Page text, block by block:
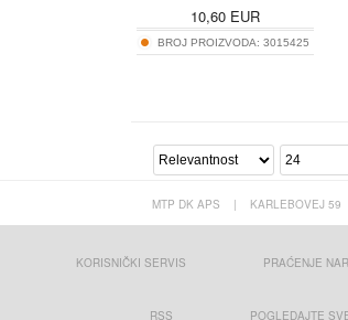
10,60EUR
BROJ PROIZVODA: 3015425
MTP DK APS | KARLEBOVEJ 59
KORISNIČKI SERVIS PRAĆENJE
RSS POGLEDAJTE